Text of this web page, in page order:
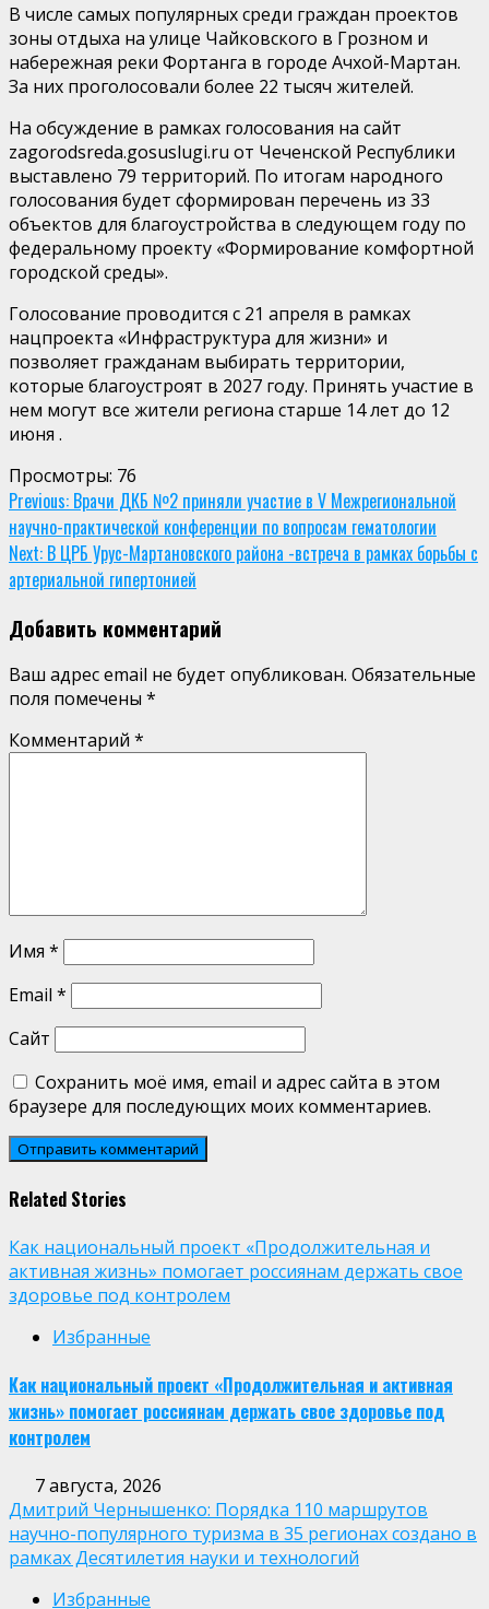
В числе самых популярных среди граждан проектов
зоны отдыха на улице Чайковского в Грозном и
набережная реки Фортанга в городе Ачхой-Мартан.
За них проголосовали более 22 тысяч жителей.
На обсуждение в рамках голосования на сайт
zagorodsreda.gosuslugi.ru от Чеченской Республики
выставлено 79 территорий. По итогам народного
голосования будет сформирован перечень из 33
объектов для благоустройства в следующем году по
федеральному проекту «Формирование комфортной
городской среды».
Голосование проводится с 21 апреля в рамках
нацпроекта «Инфраструктура для жизни» и
позволяет гражданам выбирать территории,
которые благоустроят в 2027 году. Принять участие в
нем могут все жители региона старше 14 лет до 12
июня .
Просмотры: 76
Continue
Reading
Previous: Врачи ДКБ №2 приняли участие в V Межрегиональной
научно-практической конференции по вопросам гематологии
Next: В ЦРБ Урус-Мартановского района -встреча в рамках борьбы с
артериальной гипертонией
Добавить комментарий
Ваш адрес email не будет опубликован. Обязательные
поля помечены *
Комментарий *
Имя *
Email *
Сайт
Сохранить моё имя, email и адрес сайта в этом
браузере для последующих моих комментариев.
Related Stories
Как национальный проект «Продолжительная и
активная жизнь» помогает россиянам держать свое
здоровье под контролем
Избранные
Как национальный проект «Продолжительная и активная
жизнь» помогает россиянам держать свое здоровье под
контролем
7 августа, 2026
Дмитрий Чернышенко: Порядка 110 маршрутов
научно-популярного туризма в 35 регионах создано в
рамках Десятилетия науки и технологий
Избранные